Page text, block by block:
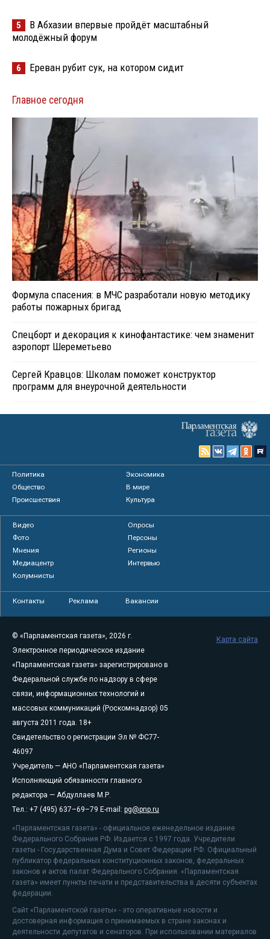
5
В Абхазии впервые пройдёт масштабный
молодёжный форум
6 Ереван рубит сук, на котором сидит
Главное сегодня
Формула спасения: в МЧС разработали новую методику
работы пожарных бригад
Спецборт и декорация к кинофантастике: чем знаменит
аэропорт Шереметьево
Сергей Кравцов: Школам поможет конструктор
программ для внеурочной деятельности
Политика
Экономика
Общество
В мире
Происшествия
Культура
Видео
Опросы
Фото
Персоны
Мнения
Регионы
Медиацентр
Интервью
Колумнисты
Контакты Реклама Вакансии
© «Парламентская газета», 2026 г.
Электронное периодическое издание
«Парламентская газета» зарегистрировано в
Федеральной службе по надзору в сфере
связи, информационных технологий и
массовых коммуникаций (Роскомнадзор) 05
августа 2011 года. 18+
Свидетельство о регистрации Эл № ФС77-
46097
Учредитель — АНО «Парламентская газета»
Исполняющий обязанности главного
редактора — Абдуллаев М.Р.
Тел.: +7 (495) 637–69–79 E-mail: pg@pnp.ru
«Парламентская газета» - официальное еженедельное издание
Федерального Собрания РФ. Издается с 1997 года. Учредители
газеты - Государственная Дума и Совет Федерации РФ. Официальный
публикатор федеральных конституционных законов, федеральных
законов и актов палат Федерального Собрания. «Парламентская
газета» имеет пункты печати и представительства в десяти субъектах
федерации.
Сайт «Парламентской газеты» - это оперативные новости и
достоверная информация о принимаемых в стране законах и
деятельности депутатов и сенаторов. При использовании материалов
Карта сайта